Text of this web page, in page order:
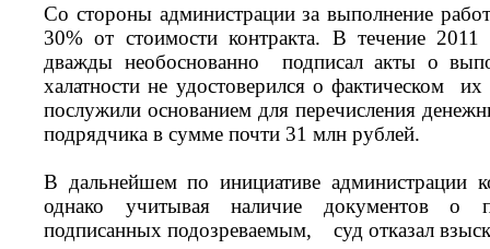
Со стороны администрации за выполнение
30% от стоимости контракта. В течение
дважды необоснованно подписал акты о
халатности не удостоверился о фактическом
послужили основанием для перечисления
подрядчика в сумме почти 31 млн рублей.
В дальнейшем по инициативе администрации
однако учитывая наличие документов о
подписанных подозреваемым, суд отказал